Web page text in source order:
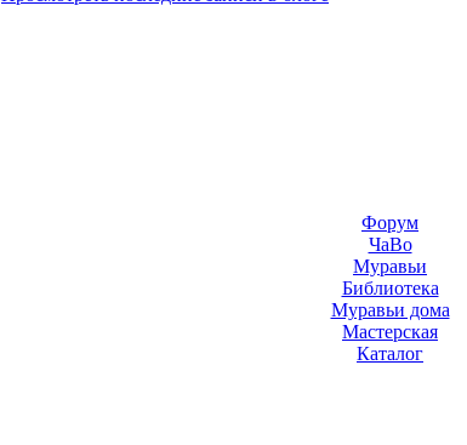
Форум
ЧаВо
Муравьи
Библиотека
Муравьи дома
Мастерская
Каталог